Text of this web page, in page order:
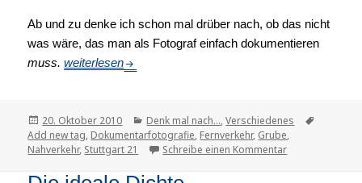
Ab und zu denke ich schon mal drüber nach, ob das nicht
was wäre, das man als Fotograf einfach dokumentieren
muss.Stuttgart 21 fotografieren?
weiterlesen
Veröffentlicht
am
20. Oktober 2010 Kategorien
Denk mal nach...,Verschiedenes
Add new tag, Dokumentarfotografie, Fernverkehr, Grube,
Nahverkehr, Stuttgart 21 Schreibe einen Kommentar